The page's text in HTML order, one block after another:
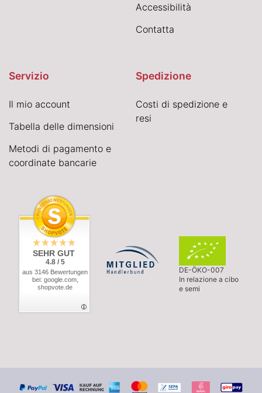
Accessibilità
Contatta
Servizio
Il mio account
Tabella delle dimensioni
Metodi di pagamento e
coordinate bancarie
Spedizione
Costi di spedizione e
resi
SEHR GUT
4.8 / 5
aus 3146 Bewertungen
bei: google.com,
shopvote.de
DE-ÖKO-007
In relazione a cibo
e semi